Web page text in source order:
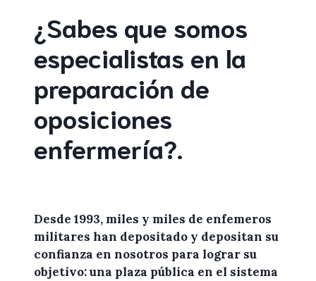
¿Sabes que somos
especialistas en la
preparación de
oposiciones
enfermería?.
Desde 1993, miles y miles de enfemeros
militares han depositado y depositan su
confianza en nosotros para lograr su
objetivo: una plaza pública en el sistema